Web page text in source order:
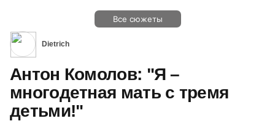
Все сюжеты
Dietrich
Антон Комолов: "Я –
многодетная мать с тремя
детьми!"